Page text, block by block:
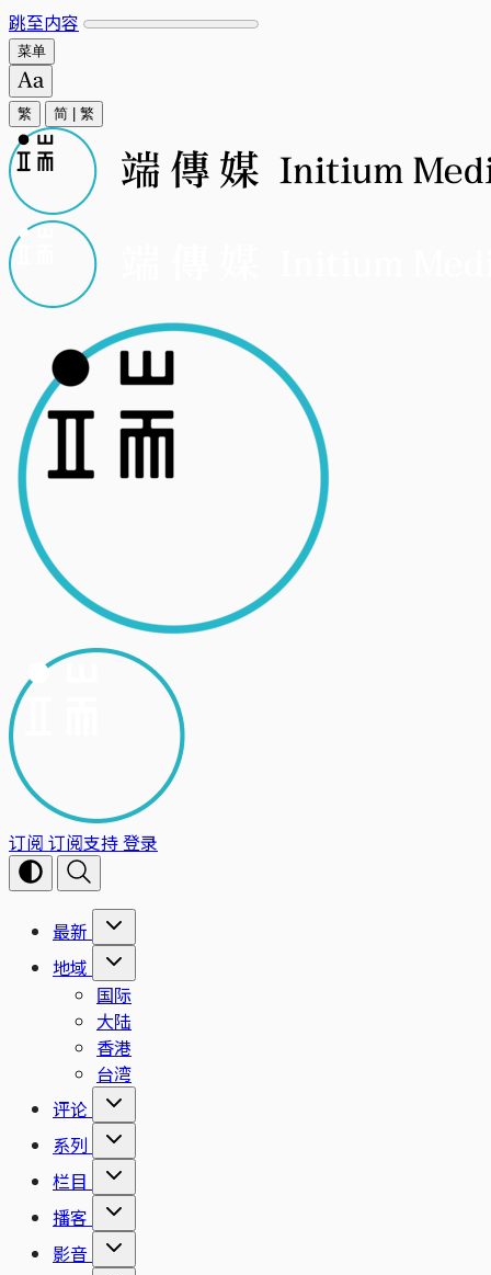
跳至内容
菜单
繁 简 繁
订阅 订阅支持登录
最新
地域
国际
大陆
香港
台湾
评论
系列
栏目
播客
影音